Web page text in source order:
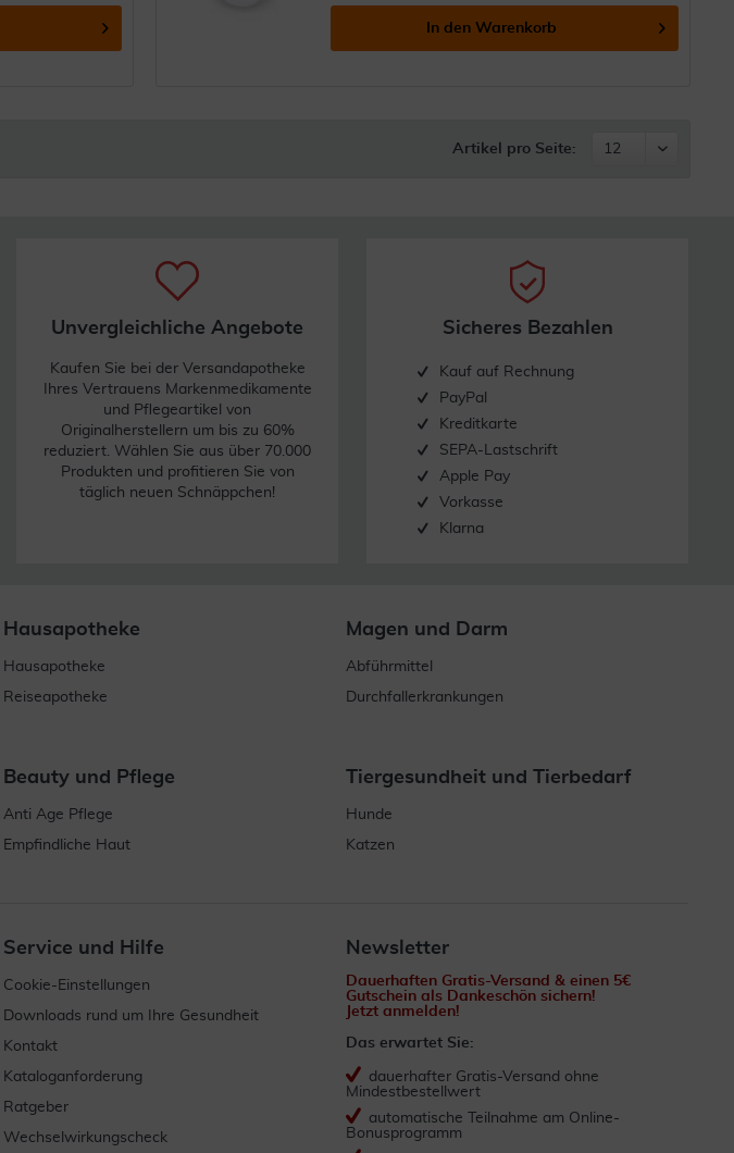
In den Warenkorb
Artikel pro Seite:
Unvergleichliche Angebote
Kaufen Sie bei der Versandapotheke
Ihres Vertrauens Markenmedikamente
und Pflegeartikel von
Originalherstellern um bis zu 60%
reduziert. Wählen Sie aus über 70.000
Produkten und profitieren Sie von
täglich neuen Schnäppchen!
Sicheres Bezahlen
Kauf auf Rechnung
PayPal
Kreditkarte
SEPA-Lastschrift
Apple Pay
Vorkasse
Klarna
Hausapotheke
Hausapotheke
Reiseapotheke
Magen und Darm
Abführmittel
Durchfallerkrankungen
Beauty und Pflege
Anti Age Pflege
Empfindliche Haut
Tiergesundheit und Tierbedarf
Hunde
Katzen
Service und Hilfe
Cookie-Einstellungen
Downloads rund um Ihre Gesundheit
Kontakt
Kataloganforderung
Ratgeber
Wechselwirkungscheck
Newsletter
Dauerhaften Gratis-Versand & einen 5€
Gutschein als Dankeschön sichern!
Jetzt anmelden!
Das erwartet Sie:
dauerhafter Gratis-Versand ohne
Mindestbestellwert
automatische Teilnahme am Online-
Bonusprogramm